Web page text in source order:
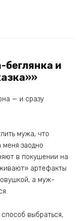
и
— и сразу
мужа, что
заодно
в покушении на
артефакты
а муж-
выбраться,